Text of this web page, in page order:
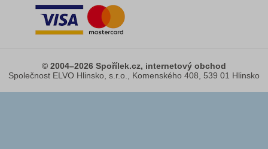
© 2004–2026 Spořílek.cz, internetový obchod
Společnost ELVO Hlinsko, s.r.o., Komenského 408, 539 01 Hlinsko